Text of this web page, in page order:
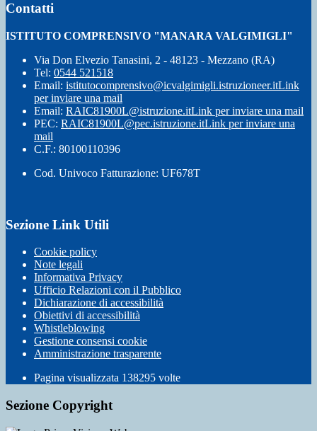
Contatti
ISTITUTO COMPRENSIVO "MANARA VALGIMIGLI"
Via Don Elvezio Tanasini, 2 - 48123 - Mezzano (RA)
Tel: 0544 521518
Email: istitutocomprensivo@icvalgimigli.istruzioneer.itLink
per inviare una mail
Email: RAIC81900L@istruzione.itLink per inviare una mail
PEC: RAIC81900L@pec.istruzione.itLink per inviare una
mail
C.F.: 80100110396
Cod. Univoco Fatturazione: UF678T
Sezione Link Utili
Cookie policy
Note legali
Informativa Privacy
Ufficio Relazioni con il Pubblico
Dichiarazione di accessibilità
Obiettivi di accessibilità
Whistleblowing
Gestione consensi cookie
Amministrazione trasparente
Pagina visualizzata 138295 volte
Sezione Copyright